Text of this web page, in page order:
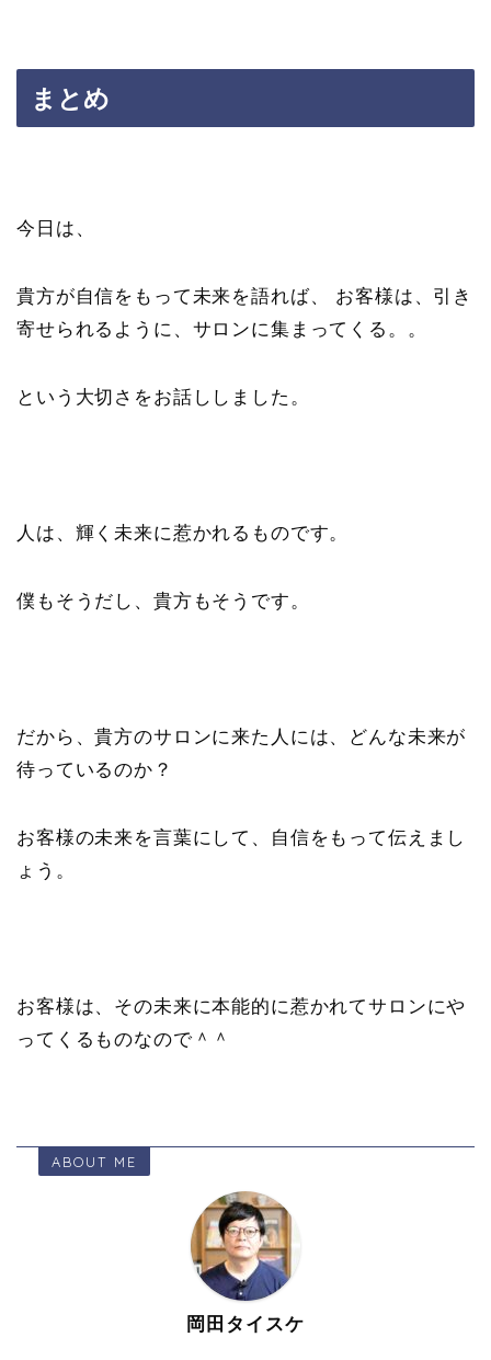
まとめ
今日は、
貴方が自信をもって未来を語れば、 お客様は、引き
寄せられるように、サロンに集まってくる。。
という大切さをお話ししました。
人は、輝く未来に惹かれるものです。
僕もそうだし、貴方もそうです。
だから、貴方のサロンに来た人には、どんな未来が
待っているのか？
お客様の未来を言葉にして、自信をもって伝えまし
ょう。
お客様は、その未来に本能的に惹かれてサロンにや
ってくるものなので＾＾
ABOUT ME
岡田タイスケ